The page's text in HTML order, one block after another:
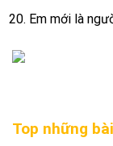
Em mới là
Top những